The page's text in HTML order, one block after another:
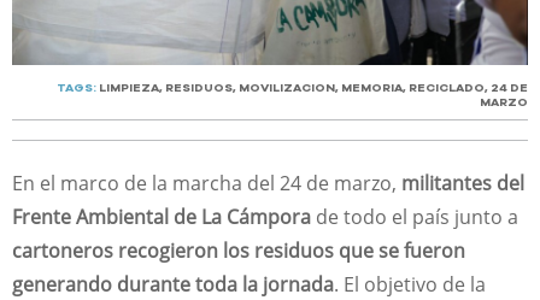
TAGS: LIMPIEZA, RESIDUOS, MOVILIZACION, MEMORIA, RECICLADO, 24 DE
MARZO
En el marco de la marcha del 24 de marzo, militantes del
Frente Ambiental de La Cámpora de todo el país junto a
cartoneros recogieron los residuos que se fueron
generando durante toda la jornada. El objetivo de la